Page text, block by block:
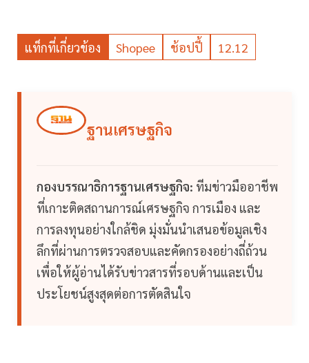
แท็กที่เกี่ยวข้อง Shopee ช้อปปี้ 12.12
ฐานเศรษฐกิจ
กองบรรณาธิการฐานเศรษฐกิจ: ทีมข่าวมืออาชีพ
ที่เกาะติดสถานการณ์เศรษฐกิจ การเมือง และ
การลงทุนอย่างใกล้ชิด มุ่งมั่นนำเสนอข้อมูลเชิง
ลึกที่ผ่านการตรวจสอบและคัดกรองอย่างถี่ถ้วน
เพื่อให้ผู้อ่านได้รับข่าวสารที่รอบด้านและเป็น
ประโยชน์สูงสุดต่อการตัดสินใจ